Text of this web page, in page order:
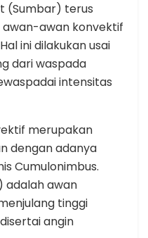
(Sumbar) terus
awan konvektif
ini dilakukan usai
dari waspada
intensitas
merupakan
dengan adanya
Cumulonimbus.
adalah awan
tinggi
angin